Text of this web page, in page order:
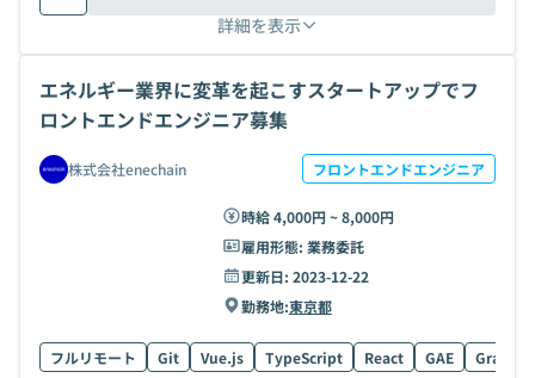
詳細を表示
エネルギー業界に変革を起こすスタートアップでフ
ロントエンドエンジニア募集
株式会社enechain フロントエンドエンジニア
時給 4,000円 ~ 8,000円
雇用形態: 業務委託
更新日: 2023-12-22
勤務地:東京都
フルリモート Git Vue.js TypeScript React GAE